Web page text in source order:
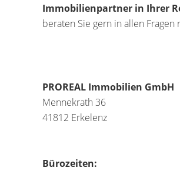
Immobilienpartner in Ihrer
beraten Sie gern in allen
PROREAL Immobilien GmbH
Mennekrath 36
41812 Erkelenz
Bürozeiten: